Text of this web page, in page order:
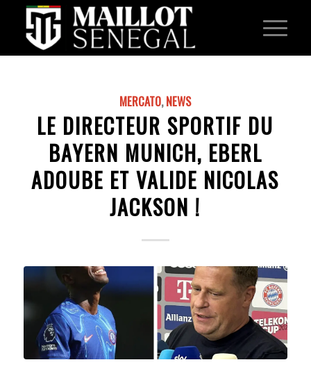
MERCATO,NEWS
LE DIRECTEUR SPORTIF DU
BAYERN MUNICH, EBERL
ADOUBE ET VALIDE NICOLAS
JACKSON !